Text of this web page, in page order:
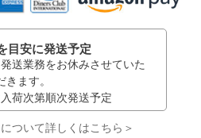
目安に発送予定
送業務をお休みさせていた
きます。
荷次第順次発送予定
ついて詳しくはこちら＞